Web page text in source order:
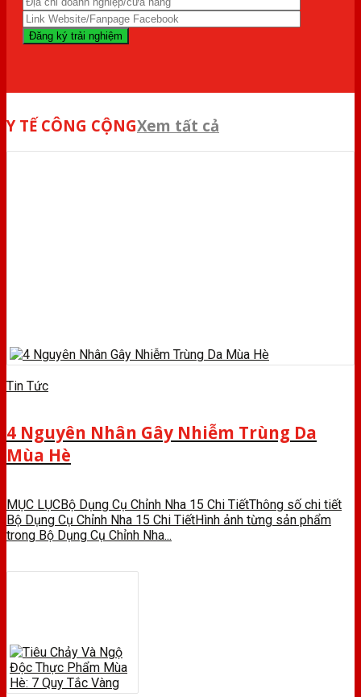
Y TẾ CÔNG CỘNGXem tất cả
Tin Tức
4 Nguyên Nhân Gây Nhiễm Trùng Da
Mùa Hè
MỤC LỤCBộ Dụng Cụ Chỉnh Nha 15 Chi TiếtThông số chi tiết
Bộ Dụng Cụ Chỉnh Nha 15 Chi TiếtHình ảnh từng sản phẩm
trong Bộ Dụng Cụ Chỉnh Nha...